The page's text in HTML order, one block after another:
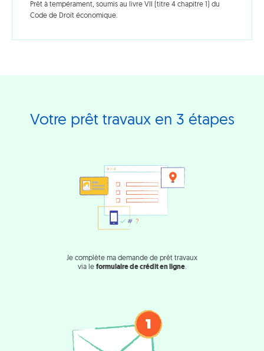
Prêt à tempérament, soumis au livre VII (titre 4 chapitre 1) du
Code de Droit économique.
Votre prêt travaux en 3 étapes
Je complète ma demande de prêt travaux
via le formulaire de crédit en ligne.